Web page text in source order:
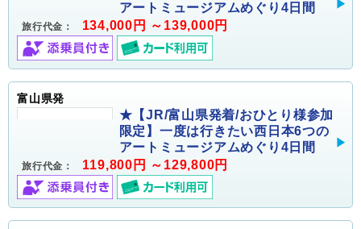
アートミュージアムめぐり4日間
旅行代金： 134,000円 ～139,000円
富山県発
★【JR/富山県発着/おひとり様参加
限定】一度は行きたい西日本6つの
アートミュージアムめぐり4日間
旅行代金： 119,800円 ～129,800円